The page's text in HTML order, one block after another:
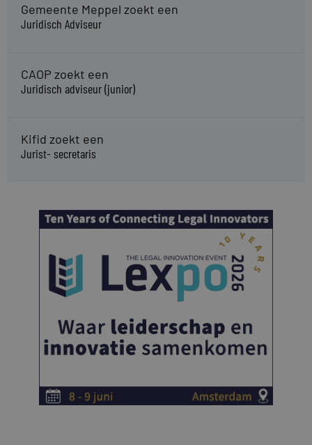
Gemeente Meppel zoekt een
Juridisch Adviseur
CAOP zoekt een
Juridisch adviseur (junior)
Kifid zoekt een
Jurist- secretaris